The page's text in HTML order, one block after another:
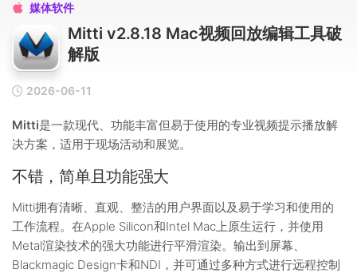
 媒体软件
Mitti v2.8.18 Mac视频回放编辑工具破
解版
2026-06-11
Mitti是一款现代、功能丰富但易于使用的专业视频提示播放解
决方案，适用于现场活动和展览。
不错，简单且功能强大
Mitti拥有清晰、直观、整洁的用户界面以及易于学习和使用的
工作流程。在Apple Silicon和Intel Mac上原生运行，并使用
Metal渲染技术的强大功能进行平滑渲染。输出到屏幕、
Blackmagic Design卡和NDI，并可通过多种方式进行远程控制